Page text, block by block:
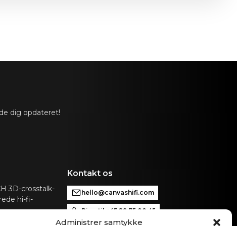
Administrer samtykke
dig opdateret!
3D-crosstalk-
hi-fi-
Kontakt os
hello@canvashifi.com
Ring til +45 29 75 00 45